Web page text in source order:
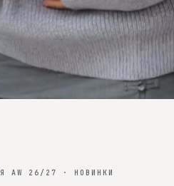
AW 26/27 · НОВИНКИ